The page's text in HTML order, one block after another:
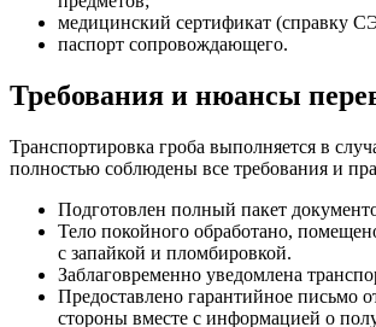
медицинский сертификат (справку
паспорт сопровождающего.
Требования и нюансы
Транспортировка гроба выполняется в
полностью соблюдены все требования и
Подготовлен полный пакет
Тело покойного обработано,
с запайкой и пломбировкой.
Заблаговременно уведомлена
Предоставлено гарантийное письмо
стороны вместе с информацией о